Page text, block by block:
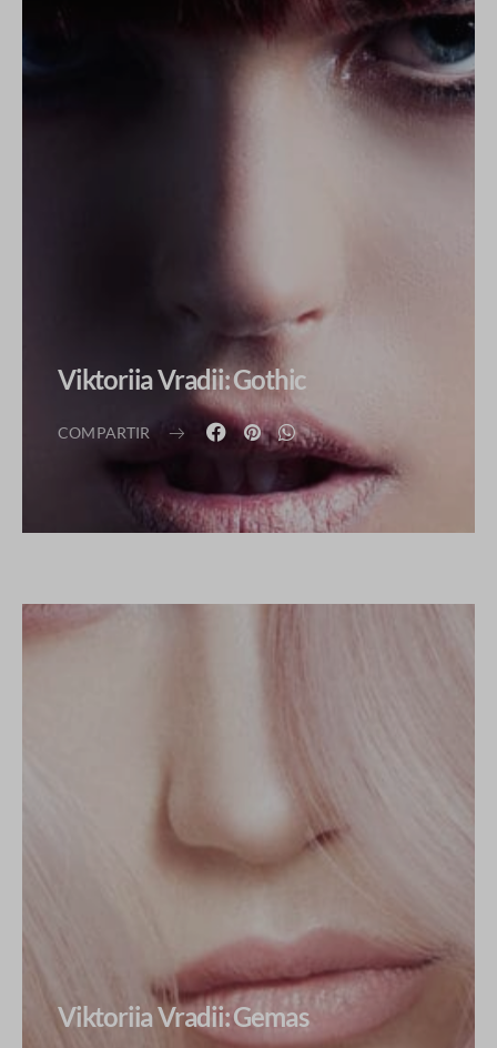
Viktoriia Vradii: Gothic
COMPARTIR
Viktoriia Vradii: Gemas